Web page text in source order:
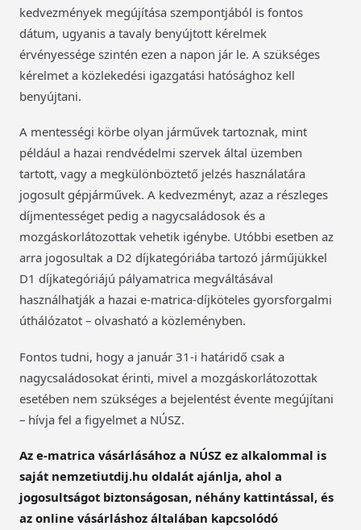
kedvezmények megújítása szempontjából is fontos
dátum, ugyanis a tavaly benyújtott kérelmek
érvényessége szintén ezen a napon jár le. A szükséges
kérelmet a közlekedési igazgatási hatósághoz kell
benyújtani.
A mentességi körbe olyan járművek tartoznak, mint
például a hazai rendvédelmi szervek által üzemben
tartott, vagy a megkülönböztető jelzés használatára
jogosult gépjárművek. A kedvezményt, azaz a részleges
díjmentességet pedig a nagycsaládosok és a
mozgáskorlátozottak vehetik igénybe. Utóbbi esetben az
arra jogosultak a D2 díjkategóriába tartozó járműjükkel
D1 díjkategóriájú pályamatrica megváltásával
használhatják a hazai e-matrica-díjköteles gyorsforgalmi
úthálózatot – olvasható a közleményben.
Fontos tudni, hogy a január 31-i határidő csak a
nagycsaládosokat érinti, mivel a mozgáskorlátozottak
esetében nem szükséges a bejelentést évente megújítani
– hívja fel a figyelmet a NÚSZ.
Az e-matrica vásárlásához a NÚSZ ez alkalommal is
saját nemzetiutdij.hu oldalát ajánlja, ahol a
jogosultságot biztonságosan, néhány kattintással, és
az online vásárláshoz általában kapcsolódó